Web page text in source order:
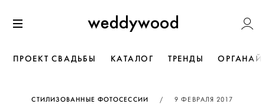
к содержанию
Weddywood
ПРОЕКТ СВАДЬБЫ КАТАЛОГ ТРЕНДЫ
СТИЛИЗОВАННЫЕ ФОТОСЕССИИ / ОПУБЛИКОВАНО
9 ФЕВРАЛЯ 2017